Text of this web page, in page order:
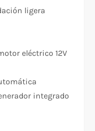
ligera
eléctrico 12V
integrado